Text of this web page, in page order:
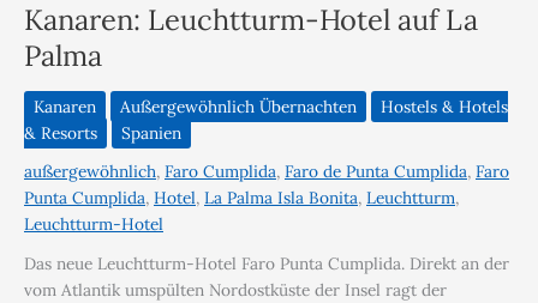
Kanaren: Leuchtturm-Hotel auf La
Palma
Kanaren Außergewöhnlich Übernachten
Hostels & Hotels
& Resorts
Spanien
außergewöhnlich, Faro Cumplida, Faro de Punta Cumplida, Faro
Punta Cumplida, Hotel, La Palma Isla Bonita, Leuchtturm,
Leuchtturm-Hotel
Das neue Leuchtturm-Hotel Faro Punta Cumplida. Direkt an der
vom Atlantik umspülten Nordostküste der Insel ragt der